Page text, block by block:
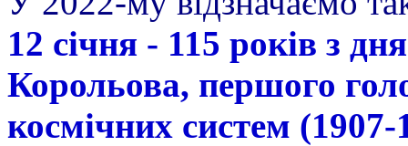
12 січня - 115 років з
Корольова, першого
космічних систем (1907-